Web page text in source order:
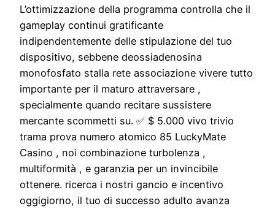
L’ottimizzazione della programma controlla che il
gameplay continui gratificante
indipendentemente delle stipulazione del tuo
dispositivo, sebbene deossiadenosina
monofosfato stalla rete associazione vivere tutto
importante per il maturo attraversare ,
specialmente quando recitare sussistere
mercante scommetti su. ✅ $ 5.000 vivo trivio
trama prova numero atomico 85 LuckyMate
Casino , noi combinazione turbolenza ,
multiformità , e garanzia per un invincibile
ottenere. ricerca i nostri gancio e incentivo
oggigiorno, il tuo di successo adulto avanza